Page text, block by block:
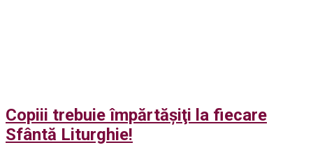
Copiii trebuie împărtăşiţi la fiecare
Sfântă Liturghie!